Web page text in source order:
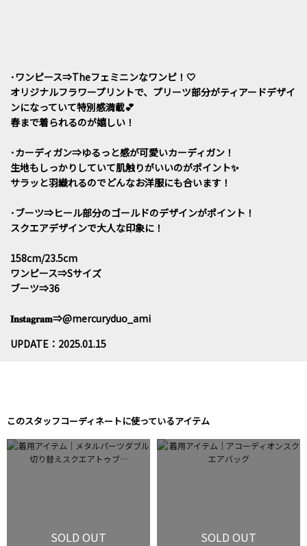
･ワンピース⇒Theフェミニンなワンピ！🤍
オリジナルフラワープリントで、プリーツ部分がティアードデザイ
ンになっていて特別感満載💕
春まで着られるのが嬉しい！
･カーディガン⇒ゆるっと感が可愛いカーディガン！
生地もしっかりしていて肌触りがいいのがポイント✨️
サラッと羽織れるのでどんなお洋服にも合います！
･ブーツ⇒ヒール部分のゴールドのデザインがポイント！
スクエアデザインで大人な印象に！
158cm/23.5cm
ワンピース⇒Sサイズ
ブーツ⇒36
𝐈𝐧𝐬𝐭𝐚𝐠𝐫𝐚𝐦⇒@mercuryduo_ami
UPDATE：2025.01.15
このスタッフコーディネートに使っているアイテム
SOLD OUT SOLD OUT